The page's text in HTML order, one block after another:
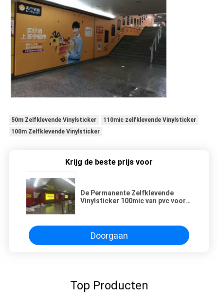
50m Zelfklevende Vinylsticker
110mic zelfklevende Vinylsticker
100m Zelfklevende Vinylsticker
Krijg de beste prijs voor
De Permanente Zelfklevende
Vinylsticker 100mic van pvc voor
Doorgaan
Top Producten